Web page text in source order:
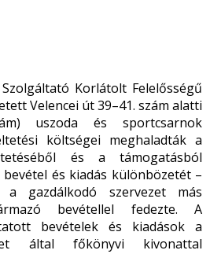
Korlátolt Felelősségű
Velencei út 39–41. szám alatti
uszoda és sportcsarnok
költségei meghaladták a
és a támogatásból
és kiadás különbözetét –
gazdálkodó szervezet más
bevétellel fedezte. A
bevételek és kiadások a
által főkönyvi kivonattal